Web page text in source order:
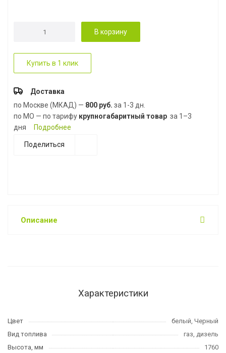
В корзину
Купить в 1 клик
Доставка
по Москве (МКАД) — 800 руб. за 1-3 дн.
по МО — по тарифу крупногабаритный товар за 1–3
дня
Подробнее
Поделиться
Описание
Характеристики
Цвет
белый, Черный
Вид топлива
газ, дизель
Высота, мм
1760